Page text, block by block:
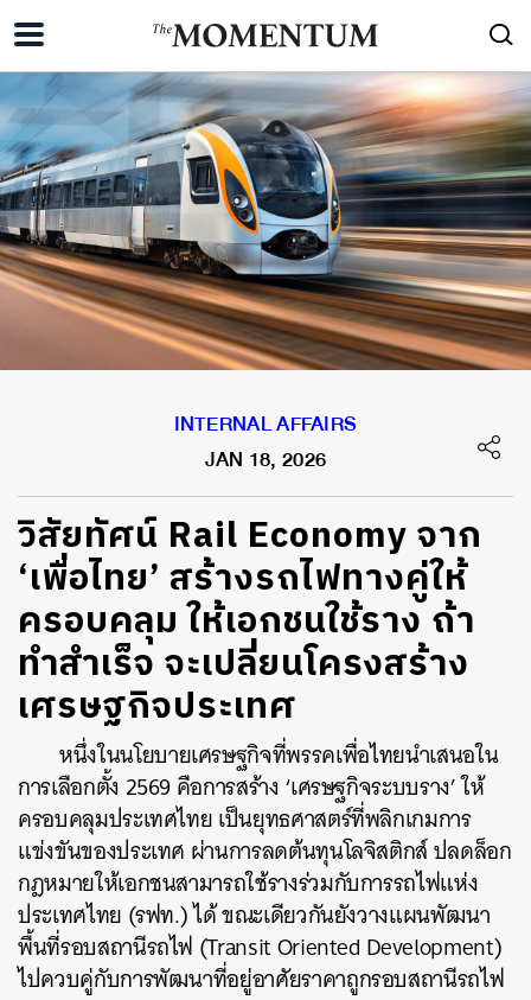
INTERNAL AFFAIRS
JAN 18, 2026
วิสัยทัศน์ Rail Economy จาก
‘เพื่อไทย’ สร้างรถไฟทางคู่ให้
ครอบคลุม ให้เอกชนใช้ราง ถ้า
ทำสำเร็จ จะเปลี่ยนโครงสร้าง
เศรษฐกิจประเทศ
หนึ่งในนโยบายเศรษฐกิจที่พรรคเพื่อไทยนำเสนอใน
การเลือกตั้ง 2569 คือการสร้าง ‘เศรษฐกิจระบบราง’ ให้
ครอบคลุมประเทศไทย เป็นยุทธศาสตร์ที่พลิกเกมการ
แข่งขันของประเทศ ผ่านการลดต้นทุนโลจิสติกส์ ปลดล็อก
กฎหมายให้เอกชนสามารถใช้รางร่วมกับการรถไฟแห่ง
ประเทศไทย (รฟท.) ได้ ขณะเดียวกันยังวางแผนพัฒนา
พื้นที่รอบสถานีรถไฟ (Transit Oriented Development)
ไปควบคู่กับการพัฒนาที่อยู่อาศัยราคาถูกรอบสถานีรถไฟ